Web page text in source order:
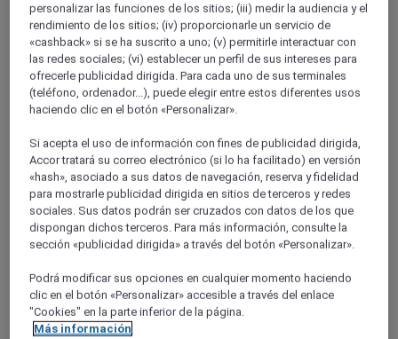
PARAY-VIEILLE-POSTE, Francia
Mercure Orly Airport
El Mercure Paris Orly Airport es un oasis soleado ideal para
alojarse antes de sus vacaciones o un viaje de negocios. A
pocos minutos en transporte público desde el aeropuerto de
Orly, disfrute de un ambiente vacacional con un toque
personalizar las funciones de los sitios; (iii) medir la audiencia y el
rendimiento de los sitios; (iv) proporcionarle un servicio de
«cashback» si se ha suscrito a uno; (v) permitirle interactuar con
las redes sociales; (vi) establecer un perfil de sus intereses para
ofrecerle publicidad dirigida. Para cada uno de sus terminales
(teléfono, ordenador...), puede elegir entre estos diferentes usos
haciendo clic en el botón «Personalizar».
Si acepta el uso de información con fines de publicidad dirigida,
Accor tratará su correo electrónico (si lo ha facilitado) en versión
«hash», asociado a sus datos de navegación, reserva y fidelidad
para mostrarle publicidad dirigida en sitios de terceros y redes
sociales. Sus datos podrán ser cruzados con datos de los que
dispongan dichos terceros. Para más información, consulte la
sección «publicidad dirigida» a través del botón «Personalizar».
Podrá modificar sus opciones en cualquier momento haciendo
clic en el botón «Personalizar» accesible a través del enlace
"Cookies" en la parte inferior de la página.
Más información